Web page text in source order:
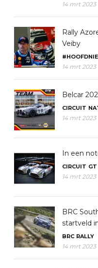
14 mrt 2023
Rally
Veiby
14 mrt 2023
Belcar
CIRCUIT
14 mrt 2023
In een
CIRCUIT GT
14 mrt 2023
BRC
startveld
BRC RALLY
14 mrt 2023